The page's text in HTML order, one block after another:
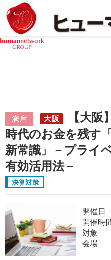
満席 大阪
【大阪
時代のお金を残す
新常識」－プライ
有効活用法－
決算対策
開催日
開催時
対象
会場